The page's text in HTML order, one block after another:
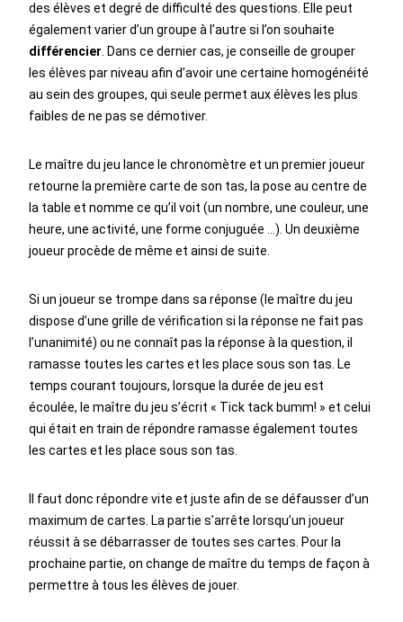
des élèves et degré de difficulté des questions. Elle peut
également varier d’un groupe à l’autre si l’on souhaite
différencier . Dans ce dernier cas, je conseille de grouper
les élèves par niveau afin d’avoir une certaine homogénéité
au sein des groupes, qui seule permet aux élèves les plus
faibles de ne pas se démotiver.
Le maître du jeu lance le chronomètre et un premier joueur
retourne la première carte de son tas, la pose au centre de
la table et nomme ce qu’il voit (un nombre, une couleur, une
heure, une activité, une forme conjuguée …). Un deuxième
joueur procède de même et ainsi de suite.
Si un joueur se trompe dans sa réponse (le maître du jeu
dispose d’une grille de vérification si la réponse ne fait pas
l’unanimité) ou ne connaît pas la réponse à la question, il
ramasse toutes les cartes et les place sous son tas. Le
temps courant toujours, lorsque la durée de jeu est
écoulée, le maître du jeu s’écrit « Tick tack bumm! » et celui
qui était en train de répondre ramasse également toutes
les cartes et les place sous son tas.
Il faut donc répondre vite et juste afin de se défausser d’un
maximum de cartes. La partie s’arrête lorsqu’un joueur
réussit à se débarrasser de toutes ses cartes. Pour la
prochaine partie, on change de maître du temps de façon à
permettre à tous les élèves de jouer.